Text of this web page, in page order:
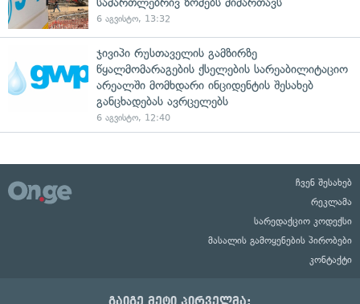
6 აგვისტო, 13:32
ჯივიპი რუსთაველის გამზირზე
წყალმომარაგების ქსელების სარეაბილიტაციო
არეალში მომხდარი ინციდენტის შესახებ
განცხადებას ავრცელებს
6 აგვისტო, 12:40
ჩვენ შესახებ
რეკლამა
სარედაქციო კოდექსი
მასალის გამოყენების პირობები
კონტაქტი